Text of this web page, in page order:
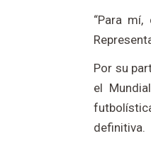
“Para
Por su
el
definitiva.